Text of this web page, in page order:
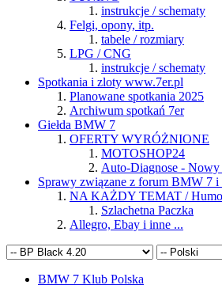
instrukcje / schematy
Felgi, opony, itp.
tabele / rozmiary
LPG / CNG
instrukcje / schematy
Spotkania i zloty www.7er.pl
Planowane spotkania 2025
Archiwum spotkań 7er
Giełda BMW 7
OFERTY WYRÓŻNIONE
MOTOSHOP24
Auto-Diagnose - Nowy
Sprawy związane z forum BMW 7 i
NA KAŻDY TEMAT /
Szlachetna Paczka
Allegro, Ebay i inne ...
BMW 7 Klub Polska